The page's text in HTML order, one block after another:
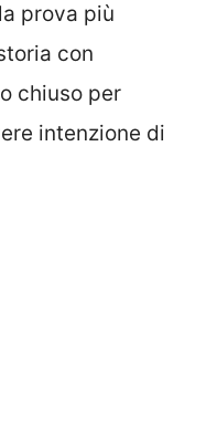
prova più
con
chiuso per
intenzione di